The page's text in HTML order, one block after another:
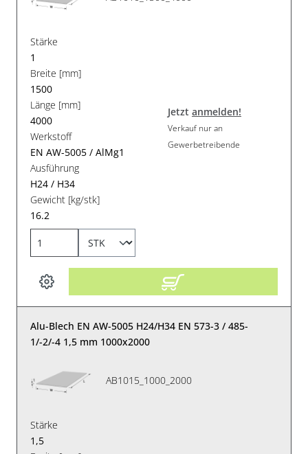
Stärke
1
Breite [mm]
1500
Länge [mm]
4000
Werkstoff
EN AW-5005 / AlMg1
Ausführung
H24 / H34
Gewicht [kg/stk]
16.2
Jetzt anmelden!
Verkauf nur an
Gewerbetreibende
Alu-Blech EN AW-5005 H24/H34 EN 573-3 / 485-
1/-2/-4 1,5 mm 1000x2000
AB1015_1000_2000
Stärke
1,5